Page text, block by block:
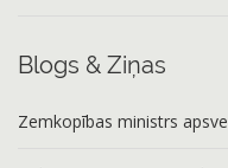
Blogs & Ziņas
Zemkopības ministrs